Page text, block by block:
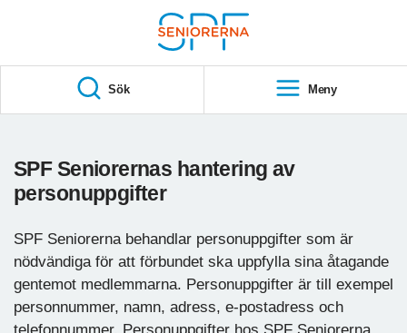
S
A
Sök Meny
SPF Seniorernas hantering av
personuppgifter
SPF Seniorerna behandlar personuppgifter som är
nödvändiga för att förbundet ska uppfylla sina åtagande
gentemot medlemmarna. Personuppgifter är till exempel
personnummer, namn, adress, e-postadress och